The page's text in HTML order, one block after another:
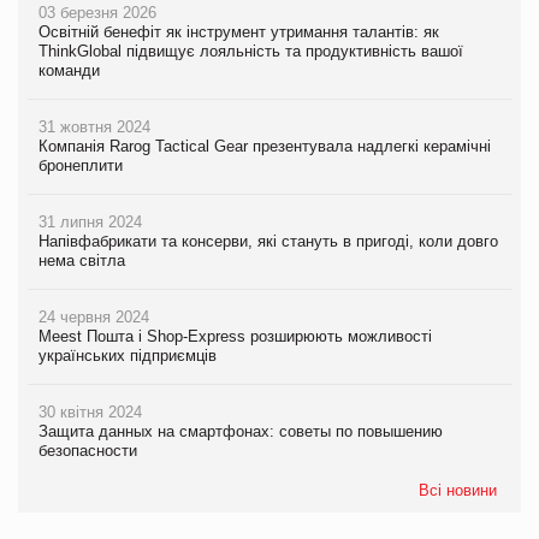
03 березня 2026
Освітній бенефіт як інструмент утримання талантів: як
ThinkGlobal підвищує лояльність та продуктивність вашої
команди
31 жовтня 2024
Компанія Rarog Tactical Gear презентувала надлегкі керамічні
бронеплити
31 липня 2024
Напівфабрикати та консерви, які стануть в пригоді, коли довго
нема світла
24 червня 2024
Meest Пошта і Shop-Express розширюють можливості
українських підприємців
30 квітня 2024
Защита данных на смартфонах: советы по повышению
безопасности
Всі новини